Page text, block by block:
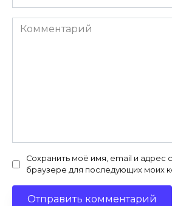
Комментарий
Сохранить моё имя, email и адрес
браузере для последующих моих